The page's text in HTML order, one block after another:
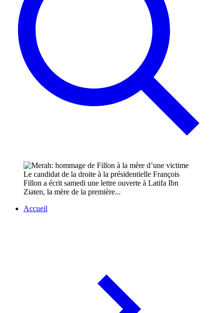
Le candidat de la droite à la présidentielle François
Fillon a écrit samedi une lettre ouverte à Latifa Ibn
Ziaten, la mère de la première...
Accueil